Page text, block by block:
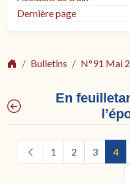
Dernière page
Bulletins N°91 Mai
En
1 2 3 4